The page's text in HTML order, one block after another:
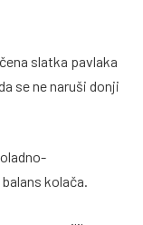
slatka pavlaka
se ne naruši donji
kolača.